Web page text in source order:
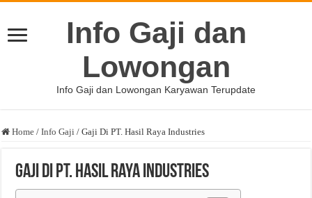
Info Gaji dan
Lowongan
Info Gaji dan Lowongan Karyawan Terupdate
Home / Info Gaji / Gaji Di PT. Hasil Raya Industries
Gaji Di PT. Hasil Raya Industries